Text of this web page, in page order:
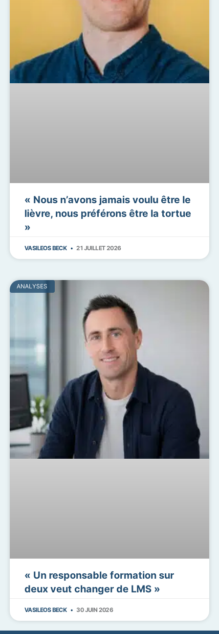
« Nous n’avons jamais voulu être le
lièvre, nous préférons être la tortue
»
VASILEOS BECK 21 JUILLET 2026
ANALYSES
« Un responsable formation sur
deux veut changer de LMS »
VASILEOS BECK 30 JUIN 2026